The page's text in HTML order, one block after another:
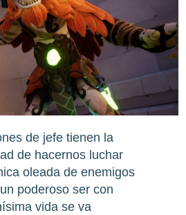
de jefe tienen la
de hacernos luchar
oleada de enemigos
poderoso ser con
vida se va